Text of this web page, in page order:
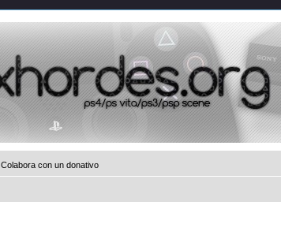
Colabora con un donativo